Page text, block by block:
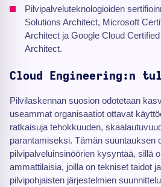
Pilvipalveluteknologioiden
Solutions Architect, Microsoft
Architect ja Google Cloud
Architect.
Cloud Engineering:n
Pilvilaskennan suosion odotetaan
useammat organisaatiot ottavat
ratkaisuja tehokkuuden,
parantamiseksi. Tämän suuntauksen
pilvipalveluinsinöörien kysyntää, sillä
ammattilaisia, joilla on tekniset taidot
pilvipohjaisten järjestelmien